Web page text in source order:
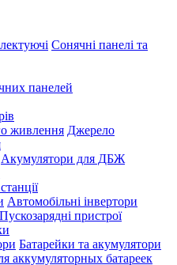
Сонячні панелі та
панелей
Джерело
Акумулятори для ДБЖ
Автомобільні інвертори
Пускозарядні пристрої
Батарейки та акумулятори